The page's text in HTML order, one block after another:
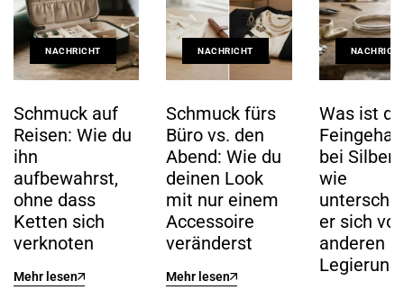
NACHRICHT
Schmuck auf
Reisen: Wie du
ihn
aufbewahrst,
ohne dass
Ketten sich
verknoten
Mehr lesen
NACHRICHT
Schmuck fürs
Büro vs. den
Abend: Wie du
deinen Look
mit nur einem
Accessoire
veränderst
Mehr lesen
Was ist
bei Silber
wie
er sich
anderen